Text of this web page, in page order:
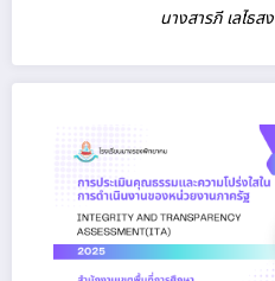
นางสารภี เลไธสง